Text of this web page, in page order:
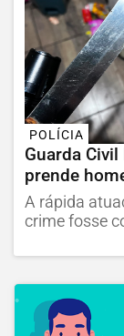
POLÍCIA
Guarda
prende
A rápida
crime fosse